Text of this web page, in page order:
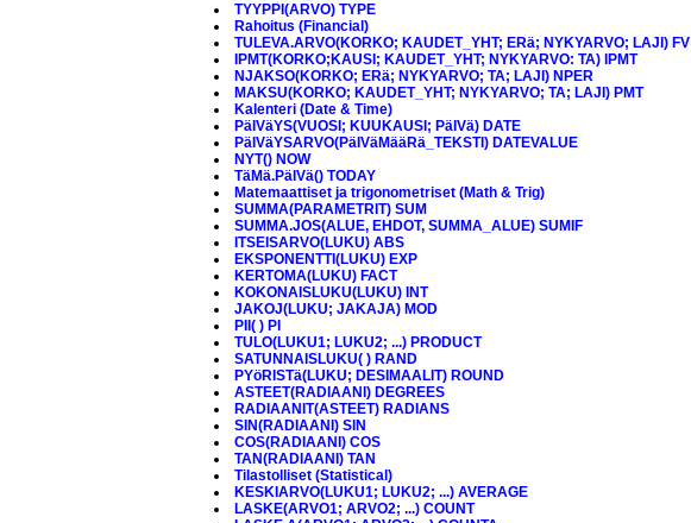
TYYPPI(ARVO) TYPE
Rahoitus (Financial)
TULEVA.ARVO(KORKO; KAUDET_YHT; ERä; NYKYARVO; LAJI) FV
IPMT(KORKO;KAUSI; KAUDET_YHT; NYKYARVO: TA) IPMT
NJAKSO(KORKO; ERä; NYKYARVO; TA; LAJI) NPER
MAKSU(KORKO; KAUDET_YHT; NYKYARVO; TA; LAJI) PMT
Kalenteri (Date & Time)
PäIVäYS(VUOSI; KUUKAUSI; PäIVä) DATE
PäIVäYSARVO(PäIVäMääRä_TEKSTI) DATEVALUE
NYT() NOW
TäMä.PäIVä() TODAY
Matemaattiset ja trigonometriset (Math & Trig)
SUMMA(PARAMETRIT) SUM
SUMMA.JOS(ALUE, EHDOT, SUMMA_ALUE) SUMIF
ITSEISARVO(LUKU) ABS
EKSPONENTTI(LUKU) EXP
KERTOMA(LUKU) FACT
KOKONAISLUKU(LUKU) INT
JAKOJ(LUKU; JAKAJA) MOD
PII( ) PI
TULO(LUKU1; LUKU2; ...) PRODUCT
SATUNNAISLUKU( ) RAND
PYöRISTä(LUKU; DESIMAALIT) ROUND
ASTEET(RADIAANI) DEGREES
RADIAANIT(ASTEET) RADIANS
SIN(RADIAANI) SIN
COS(RADIAANI) COS
TAN(RADIAANI) TAN
Tilastolliset (Statistical)
KESKIARVO(LUKU1; LUKU2; ...) AVERAGE
LASKE(ARVO1; ARVO2; ...) COUNT